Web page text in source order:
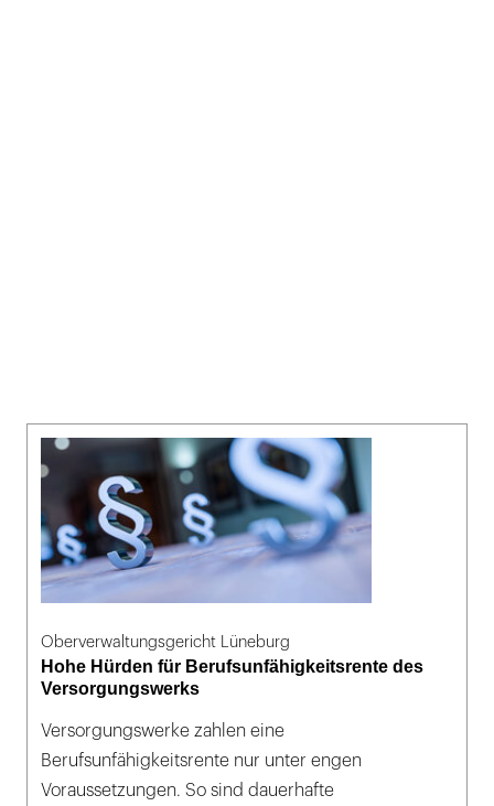
Oberverwaltungsgericht Lüneburg
Hohe Hürden für Berufsunfähigkeitsrente des
Versorgungswerks
Versorgungswerke zahlen eine
Berufsunfähigkeitsrente nur unter engen
Voraussetzungen. So sind dauerhafte